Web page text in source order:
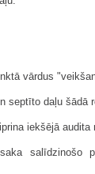
vārdus
septīto daļu šādā
iekšējā audita
salīdzinošo